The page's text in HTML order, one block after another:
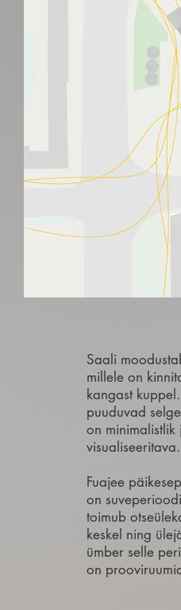
Saali
millele on
kangast
puuduvad
on minimalistlik
visualiseeritava.
Fuajee
on
toimub
keskel ning
ümber selle
on